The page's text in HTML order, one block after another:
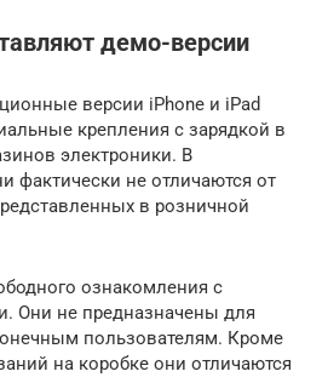
демо-версии
версии iPhone и iPad
крепления с зарядкой в
электроники. В
фактически не отличаются от
в розничной
ознакомления с
Они не предназначены для
пользователям. Кроме
на коробке они отличаются